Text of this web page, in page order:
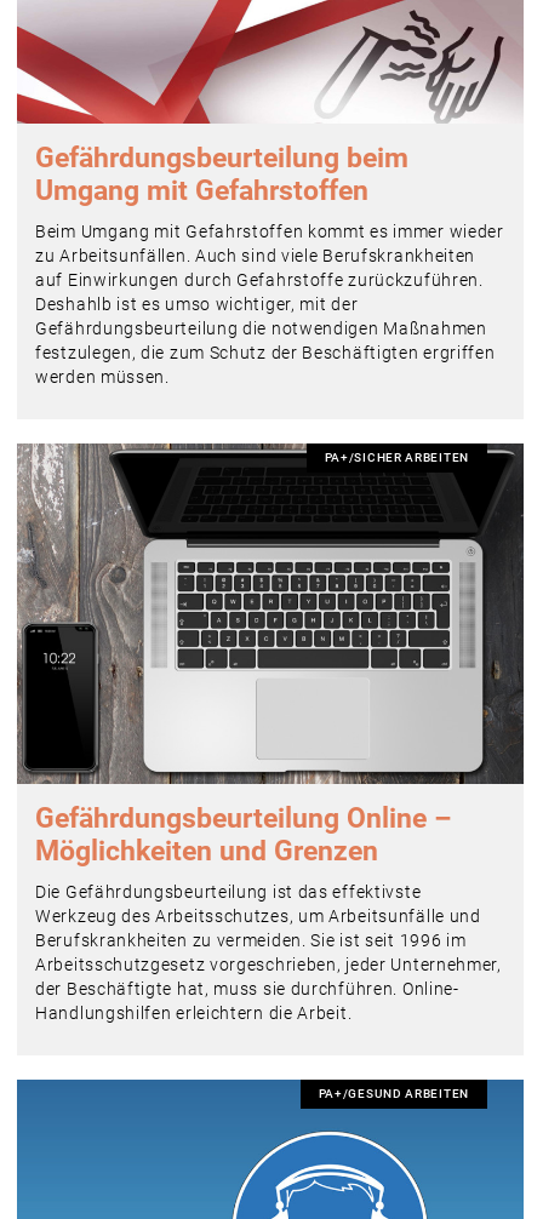
Gefährdungs­beurteilung beim
Umgang mit Gefahrstoffen
Beim Umgang mit Gefahrstoffen kommt es immer wieder
zu Arbeitsunfällen. Auch sind viele Berufskrankheiten
auf Einwirkungen durch Gefahr­stoffe zurückzuführen.
Deshahlb ist es umso wichtiger, mit der
Gefährdungsbeurteilung die notwendigen Maßnahmen
festzulegen, die zum Schutz der Beschäftigten ergriffen
werden müssen.
PA+/SICHER ARBEITEN
Gefährdungs­beurteilung Online –
Möglichkeiten und Grenzen
Die Gefährdungsbeurteilung ist das effektivste
Werkzeug des Arbeitsschutzes, um Arbeitsunfälle und
Berufskrankheiten zu vermeiden. Sie ist seit 1996 im
Arbeitsschutzgesetz vorgeschrieben, jeder Unternehmer,
der Beschäftigte hat, muss sie durchführen. Online-
Handlungshilfen erleichtern die Arbeit.
PA+/GESUND ARBEITEN